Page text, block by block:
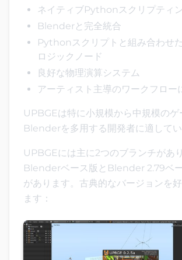
ネイティブPythonスクリプティ
Blenderと完全統合
Pythonスクリプトと組み合わせ
ロジックノード
良好な物理演算システム
アーティスト主導のワークフロー
UPBGEは特に小規模から中規模のゲ
Blenderを多用する開発者に適してい
UPBGEには主に2つのブランチがあ
Blenderベース版とBlender 2.79ベ
があります。古典的なバージョンを
ます：